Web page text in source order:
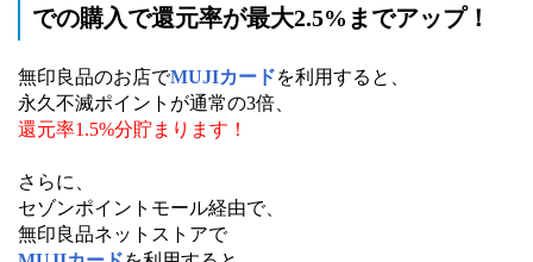
での購入で還元率が最大2.5%までアップ！
無印良品のお店でMUJIカードを利用すると、
永久不滅ポイントが通常の3倍、
還元率1.5%分貯まります！
さらに、
セゾンポイントモール経由で、
無印良品ネットストアで